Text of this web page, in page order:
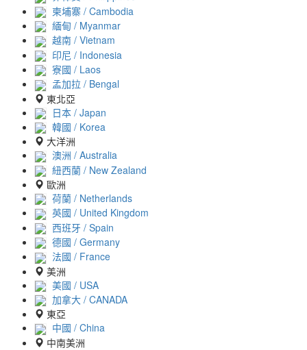
柬埔寨 / Cambodia
緬甸 / Myanmar
越南 / Vietnam
印尼 / Indonesia
寮國 / Laos
孟加拉 / Bengal
東北亞
日本 / Japan
韓國 / Korea
大洋洲
澳洲 / Australia
紐西蘭 / New Zealand
歐洲
荷蘭 / Netherlands
英國 / United Kingdom
西班牙 / Spain
德國 / Germany
法國 / France
美洲
美國 / USA
加拿大 / CANADA
東亞
中國 / China
中南美洲